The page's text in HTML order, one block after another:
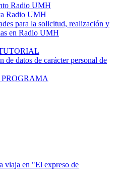
Radio UMH
Radio UMH
para la solicitud, realización y
en Radio UMH
de datos de carácter personal de
viaja en "El expreso de